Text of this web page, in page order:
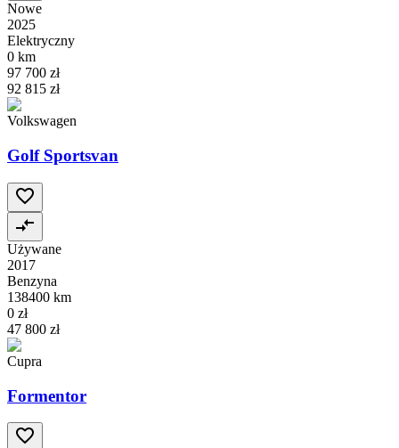
Nowe
2025
Elektryczny
0 km
97 700 zł
92 815 zł
Volkswagen
Golf Sportsvan
Używane
2017
Benzyna
138400 km
0 zł
47 800 zł
Cupra
Formentor